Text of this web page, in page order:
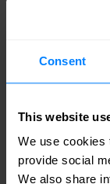
Consent
This website
We use cookies
provide social
We also share
-
strategica.
sfide che
Vendite-
a navigare
processo